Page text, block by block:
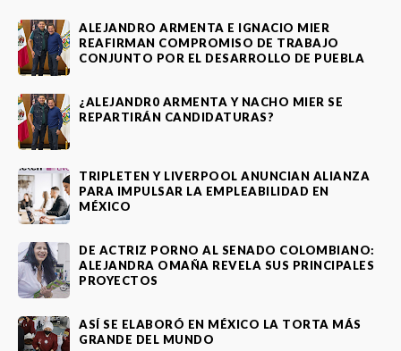
ALEJANDRO ARMENTA E IGNACIO MIER
REAFIRMAN COMPROMISO DE TRABAJO
CONJUNTO POR EL DESARROLLO DE PUEBLA
¿ALEJANDR0 ARMENTA Y NACHO MIER SE
REPARTIRÁN CANDIDATURAS?
TRIPLETEN Y LIVERPOOL ANUNCIAN ALIANZA
PARA IMPULSAR LA EMPLEABILIDAD EN
MÉXICO
DE ACTRIZ PORNO AL SENADO COLOMBIANO:
ALEJANDRA OMAÑA REVELA SUS PRINCIPALES
PROYECTOS
ASÍ SE ELABORÓ EN MÉXICO LA TORTA MÁS
GRANDE DEL MUNDO